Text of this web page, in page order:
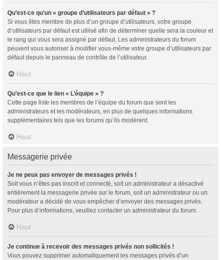
Qu’est-ce qu’un « groupe d’utilisateurs par défaut » ?
Si vous êtes membre de plus d’un groupe d’utilisateurs, votre groupe
d’utilisateurs par défaut est utilisé afin de déterminer quelle sera la couleur et
le rang qui vous sera assigné par défaut. Les administrateurs du forum
peuvent vous autoriser à modifier vous-même votre groupe d’utilisateurs par
défaut depuis le panneau de contrôle de l’utilisateur.
Haut
Qu’est-ce que le lien « L’équipe » ?
Cette page liste les membres de l’équipe du forum que sont les
administrateurs et les modérateurs, en plus de quelques informations
supplémentaires tels que les forums qu’ils modèrent.
Haut
Messagerie privée
Je ne peux pas envoyer de messages privés !
Soit vous n’êtes pas inscrit et connecté, soit un administrateur a désactivé
entièrement la messagerie privée sur le forum, soit un administrateur ou un
modérateur a décidé de vous empêcher d’envoyer des messages privés.
Pour plus d’informations, veuillez contacter un administrateur du forum.
Haut
Je continue à recevoir des messages privés non sollicités !
Vous pouvez supprimer automatiquement les messages privés d’un